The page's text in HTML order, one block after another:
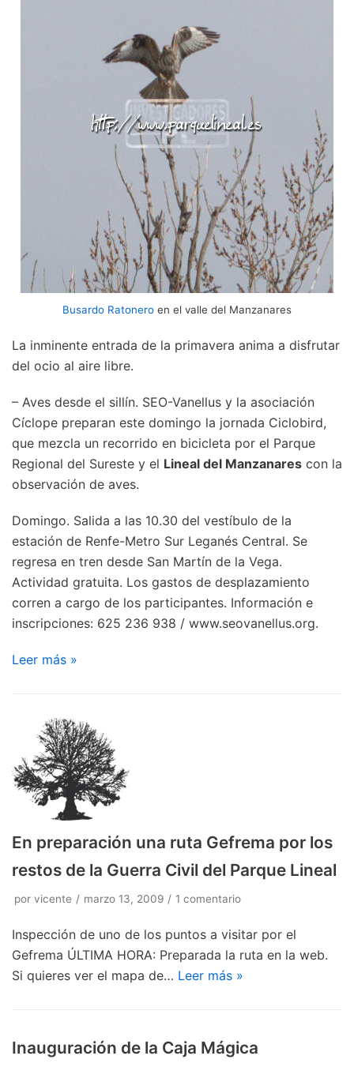
Busardo Ratonero en el valle del Manzanares
La inminente entrada de la primavera anima a disfrutar
del ocio al aire libre.
– Aves desde el sillín. SEO-Vanellus y la asociación
Cíclope preparan este domingo la jornada Ciclobird,
que mezcla un recorrido en bicicleta por el Parque
Regional del Sureste y el Lineal del Manzanares con la
observación de aves.
Domingo. Salida a las 10.30 del vestíbulo de la
estación de Renfe-Metro Sur Leganés Central. Se
regresa en tren desde San Martín de la Vega.
Actividad gratuita. Los gastos de desplazamiento
corren a cargo de los participantes. Información e
inscripciones: 625 236 938 / www.seovanellus.org.
Leer más »
En preparación una ruta Gefrema por los
restos de la Guerra Civil del Parque Lineal
por vicente marzo 13, 2009 1 comentario
Inspección de uno de los puntos a visitar por el
Gefrema ÚLTIMA HORA: Preparada la ruta en la web.
Si quieres ver el mapa de… Leer más »
Inauguración de la Caja Mágica